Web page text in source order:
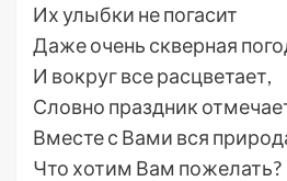
Их улыбки не погасит
Даже очень скверная
И вокруг все расцветает,
Словно праздник
Вместе с Вами вся
Что хотим Вам пожелать?